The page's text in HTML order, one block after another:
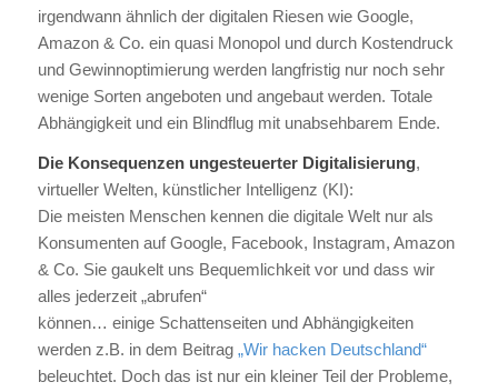
irgendwann ähnlich der digitalen Riesen wie Google,
Amazon & Co. ein quasi Monopol und durch Kostendruck
und Gewinnoptimierung werden langfristig nur noch sehr
wenige Sorten angeboten und angebaut werden. Totale
Abhängigkeit und ein Blindflug mit unabsehbarem Ende.
Die Konsequenzen ungesteuerter Digitalisierung,
virtueller Welten, künstlicher Intelligenz (KI):
Die meisten Menschen kennen die digitale Welt nur als
Konsumenten auf Google, Facebook, Instagram, Amazon
& Co. Sie gaukelt uns Bequemlichkeit vor und dass wir
alles jederzeit „abrufen“
können… einige Schattenseiten und Abhängigkeiten
werden z.B. in dem Beitrag „Wir hacken Deutschland“
beleuchtet. Doch das ist nur ein kleiner Teil der Probleme,